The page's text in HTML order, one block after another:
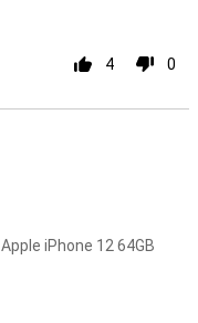
4 0
iPhone 12 64GB